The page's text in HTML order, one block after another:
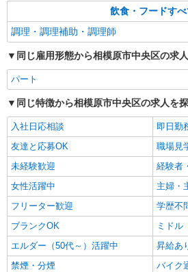
カウンター・キッチ
時＞土日祝 9:00〜
時給1230円
キープ
アルバイト パート
SOMPOケア ラヴィーレ 上溝
調理・食器洗浄・発注
時給1290円〜1440円 ※
給（5:00〜8:00）時給
ましたら、ご相談いた
の確認もいたします。
記金額は働きがい向上
い向上手当※26年6月改
社会保険加入者は更に
神奈川県相模原市中
キープ
正社員
飲食・フードすべ
調理・調理補助・調理師
同じ雇用形態から相模原市中央区の求
パート
同じ特徴から相模原市中央区の求人を
入社日応相談
即日勤
友達と応募OK
職場見
未経験歓迎
経験者
女性活躍中
主婦・
フリーター歓迎
学歴不
ブランクOK
ミドル
エルダー（50代～）活躍中
昇給あ
禁煙・分煙
バイク